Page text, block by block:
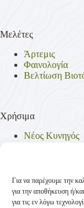
Για να παρέχουμε την
για την αποθήκευση ή/
για τις εν λόγω
Μελέτες
Άρτεμις
Φαινολογία
Βελτίωση
Χρήσιμα
Νέος Κυνηγός
Νομοθεσία
Πολιτική
Πολιτική